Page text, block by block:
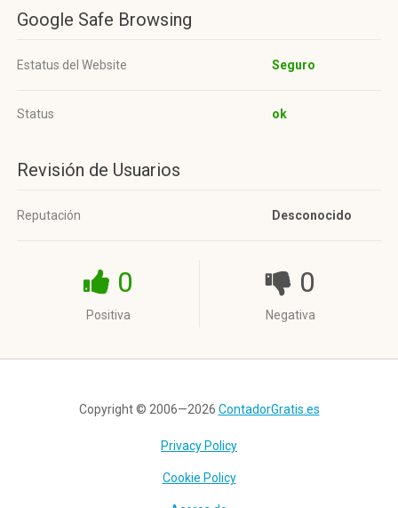
Google Safe Browsing
Estatus del Website Seguro
Status ok
Revisión de Usuarios
Reputación Desconocido
0
Positiva
0
Negativa
Copyright © 2006—2026 ContadorGratis.es
Privacy Policy
Cookie Policy